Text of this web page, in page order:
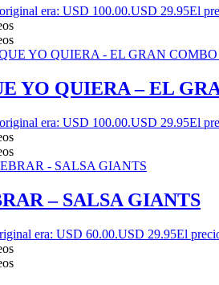
era: USD 100.00.USD 29.95El
YO QUIERA – EL
era: USD 100.00.USD 29.95El
– SALSA GIANTS
era: USD 60.00.USD 29.95El